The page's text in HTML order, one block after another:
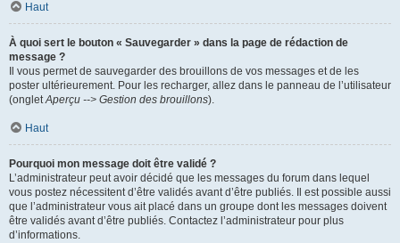
Haut
À quoi sert le bouton « Sauvegarder » dans la page de rédaction de
message ?
Il vous permet de sauvegarder des brouillons de vos messages et de les
poster ultérieurement. Pour les recharger, allez dans le panneau de l’utilisateur
(ongletAperçu --> Gestion des brouillons).
Haut
Pourquoi mon message doit être validé ?
L’administrateur peut avoir décidé que les messages du forum dans lequel
vous postez nécessitent d’être validés avant d’être publiés. Il est possible aussi
que l’administrateur vous ait placé dans un groupe dont les messages doivent
être validés avant d’être publiés. Contactez l’administrateur pour plus
d’informations.